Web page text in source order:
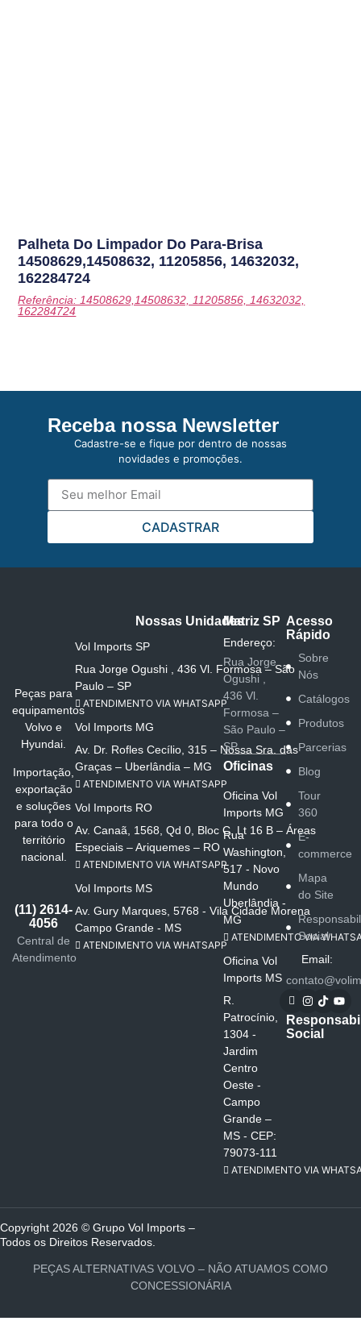
Palheta Do Limpador Do Para-Brisa
14508629,14508632, 11205856, 14632032,
162284724
Referência: 14508629,14508632, 11205856, 14632032,
162284724
Receba nossa Newsletter
Cadastre-se e fique por dentro de nossas
novidades e promoções.
CADASTRAR
Peças para
equipamentos
Volvo e
Hyundai.
Importação,
exportação
e soluções
para todo o
território
nacional.
(11) 2614-
4056
Central de
Atendimento
Nossas Unidades
Vol Imports SP
Rua Jorge Ogushi , 436 Vl. Formosa – São
Paulo – SP
ATENDIMENTO VIA WHATSAPP
Vol Imports MG
Av. Dr. Rofles Cecílio, 315 – Nossa Sra. das
Graças – Uberlândia – MG
ATENDIMENTO VIA WHATSAPP
Vol Imports RO
Av. Canaã, 1568, Qd 0, Bloc C, Lt 16 B – Áreas
Especiais – Ariquemes – RO
ATENDIMENTO VIA WHATSAPP
Vol Imports MS
Av. Gury Marques, 5768 - Vila Cidade Morena
Campo Grande - MS
ATENDIMENTO VIA WHATSAPP
Matriz SP
Endereço:
Rua Jorge
Ogushi ,
436 Vl.
Formosa –
São Paulo –
SP
Oficinas
Oficina Vol
Imports MG
Rua
Washington,
517 - Novo
Mundo
Uberlândia -
MG
ATENDIMENTO VIA
Oficina Vol
Imports MS
R.
Patrocínio,
1304 -
Jardim
Centro
Oeste -
Campo
Grande –
MS - CEP:
79073-111
ATENDIMENTO VIA
Acesso
Rápido
Sobre
Nós
Catálogos
Produtos
Parcerias
Blog
Tour
360
E-
commerce
Mapa
do Site
Social
Email:
Social
Copyright 2026 © Grupo Vol Imports –
Todos os Direitos Reservados.
PEÇAS ALTERNATIVAS VOLVO – NÃO ATUAMOS COMO
CONCESSIONÁRIA